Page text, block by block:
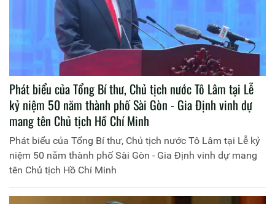
Phát biểu của Tổng Bí thư, Chủ tịch nước Tô Lâm tại Lễ
kỷ niệm 50 năm thành phố Sài Gòn - Gia Định vinh dự
mang tên Chủ tịch Hồ Chí Minh
Phát biểu của Tổng Bí thư, Chủ tịch nước Tô Lâm tại Lễ kỷ
niệm 50 năm thành phố Sài Gòn - Gia Định vinh dự mang
tên Chủ tịch Hồ Chí Minh